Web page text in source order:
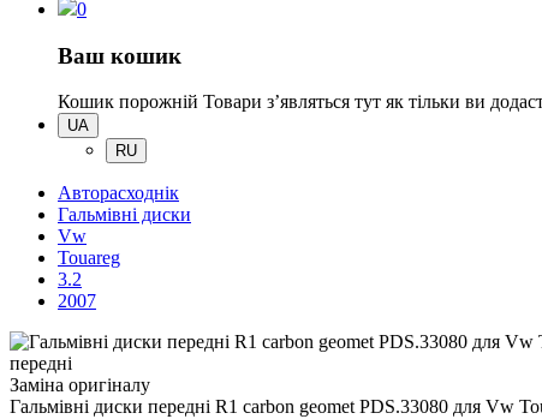
0
Ваш кошик
Кошик порожній Товари зʼявляться тут як тільки ви
UA
RU
Авторасходнік
Гальмівні диски
Vw
Touareg
3.2
2007
передні
Заміна оригіналу
Гальмівні диски передні R1 carbon geomet PDS.33080 для Vw